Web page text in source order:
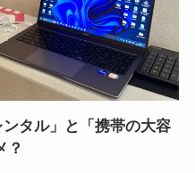
タル」と「携帯の大容
？